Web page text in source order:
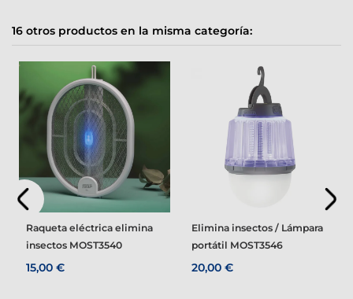
16 otros productos en la misma categoría:
Raqueta eléctrica elimina
insectos MOST3540
15,00 €
Elimina insectos / Lámpara
portátil MOST3546
20,00 €